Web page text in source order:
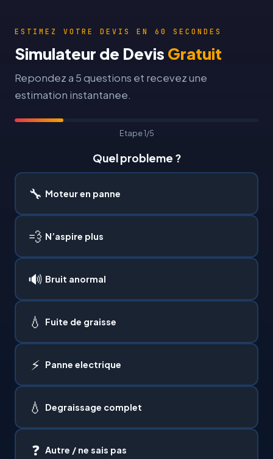
ESTIMEZ VOTRE DEVIS EN 60 SECONDES
Simulateur de Devis Gratuit
Repondez a 5 questions et recevez une
estimation instantanee.
Etape 1/5
Quel probleme ?
🔧 Moteur en panne
💨 N’aspire plus
🔊 Bruit anormal
💧 Fuite de graisse
⚡ Panne electrique
💧 Degraissage complet
❓ Autre / ne sais pas